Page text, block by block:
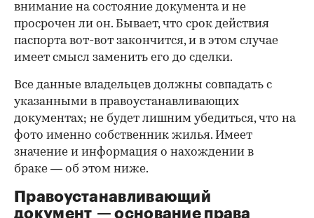
внимание на состояние документа и не
просрочен ли он. Бывает, что срок действия
паспорта вот-вот закончится, и в этом случае
имеет смысл заменить его до сделки.
Все данные владельцев должны совпадать с
указанными в правоустанавливающих
документах; не будет лишним убедиться, что на
фото именно собственник жилья. Имеет
значение и информация о нахождении в
браке — об этом ниже.
Правоустанавливающий
документ — основание права